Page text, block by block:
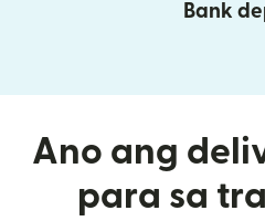
Bank
Ano ang
para sa